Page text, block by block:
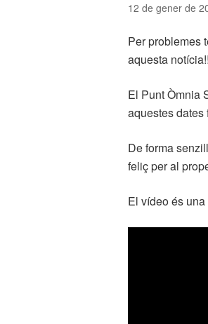
12 de gener de
Per problemes
aquesta notícia!!
El Punt Òmnia
aquestes dates
De forma
feliç per al
El vídeo és